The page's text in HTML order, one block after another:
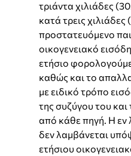
τριάντα χιλιάδες
κατά τρεις
προστατευόμενο
οικογενειακό
ετήσιο
καθώς και το
με ειδικό τρόπο
της συζύγου του
από κάθε πηγή. Η εν
δεν λαμβάνεται
ετήσιου